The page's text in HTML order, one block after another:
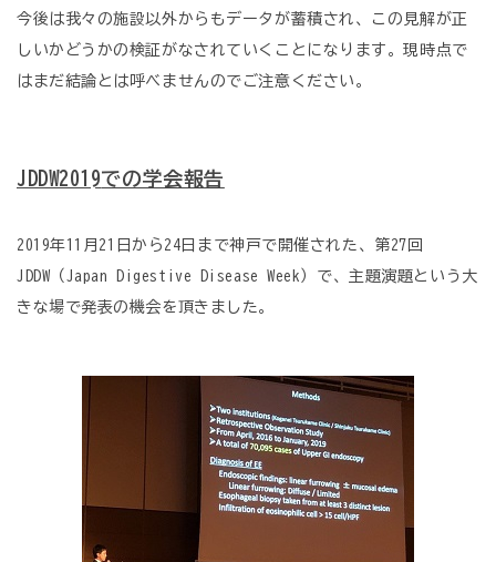
今後は我々の施設以外からもデータが蓄積され、この見解が正
しいかどうかの検証がなされていくことになります。現時点で
はまだ結論とは呼べませんのでご注意ください。
JDDW2019での学会報告
2019年11月21日から24日まで神戸で開催された、第27回
JDDW（Japan Digestive Disease Week）で、主題演題という大
きな場で発表の機会を頂きました。